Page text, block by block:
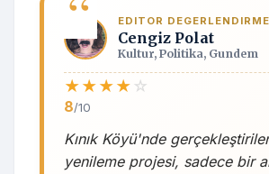
EDITOR
Cengiz Polat
Kultur, Politika, Gundem
★★★★ ☆
8/10
Kınık Köyü'nde
yenileme projesi, sadece bir